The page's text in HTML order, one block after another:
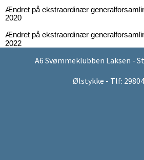
Ændret på ekstraordinær
2020
Ændret på ekstraordinær
2022
A6 Svømmeklubben Laksen -
Ølstykke - Tlf: